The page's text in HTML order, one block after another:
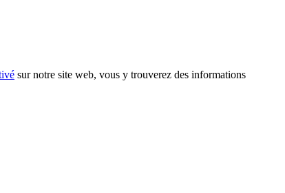
sur notre site web, vous y trouverez des informations